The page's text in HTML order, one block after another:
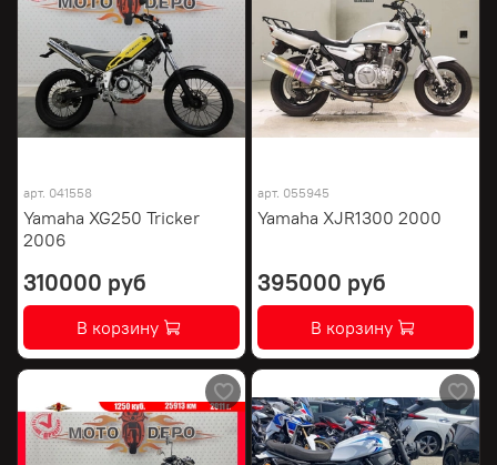
арт. 041558
Yamaha XG250 Tricker
2006
310000 руб
В корзину
арт. 055945
Yamaha XJR1300 2000
395000 руб
В корзину